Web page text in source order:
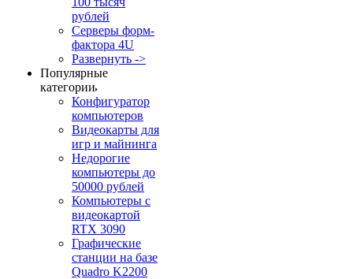
рублей
Серверы форм-
фактора 4U
Развернуть ->
Популярные
категории
Конфигуратор
компьютеров
Видеокарты для
игр и майнинга
Недорогие
компьютеры до
50000 рублей
Компьютеры с
видеокартой
RTX 3090
Графические
станции на базе
Quadro K2200